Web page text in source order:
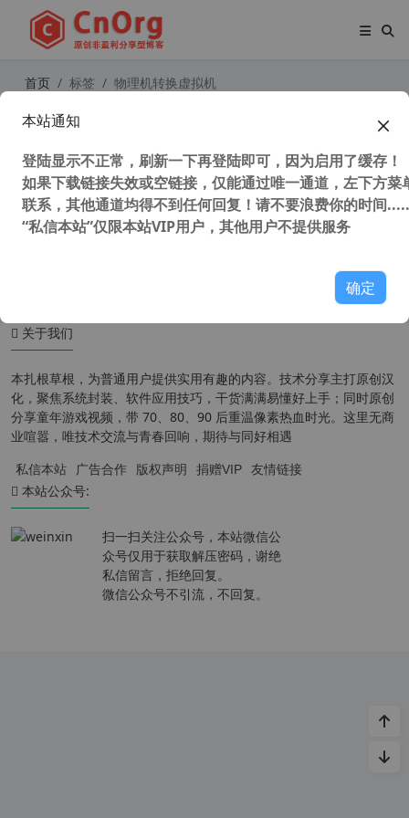
首页 标签 物理机转换虚拟机
VMware vCenter Converter standa
本地版本
关于我们
本扎根草根，为普通用户提供实用有趣的内容。技术分享主打原创汉
化，聚焦系统封装、软件应用技巧，干货满满易懂好上手；同时原创
分享童年游戏视频，带 70、80、90 后重温像素热血时光。这里无商
业喧嚣，唯技术交流与青春回响，期待与同好相遇
私信本站 广告合作 版权声明 捐赠VIP 友情链接
本站公众号:
扫一扫关注公众号，本站微信公
众号仅用于获取解压密码，谢绝
私信留言，拒绝回复。
微信公众号不引流，不回复。
本站通知
登陆显示不正常，刷新一下再登陆即可，因为启用了缓存！
如果下载链接失效或空链接，仅能通过唯一通道，左下方菜
联系，其他通道均得不到任何回复！请不要浪费你的时间
“私信本站”仅限本站VIP用户，其他用户不提供服务
确定